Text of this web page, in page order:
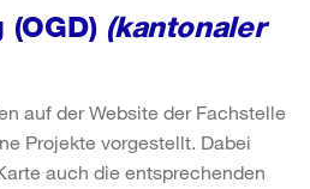
(kantonaler
auf der Website der Fachstelle
Projekte vorgestellt. Dabei
auch die entsprechenden